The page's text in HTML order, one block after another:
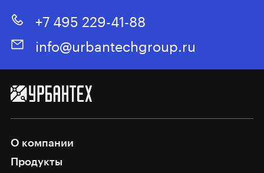
+7 495 229-41-88
info@urbantechgroup.ru
О компании
Продукты